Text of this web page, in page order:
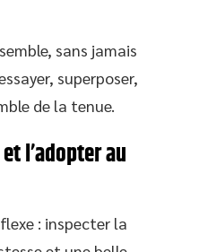
sans jamais
superposer,
de la tenue.
l’adopter au
: inspecter la